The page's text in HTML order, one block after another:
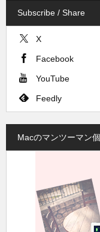
Subscribe / Share
X
Facebook
YouTube
Feedly
Macのマンツーマン